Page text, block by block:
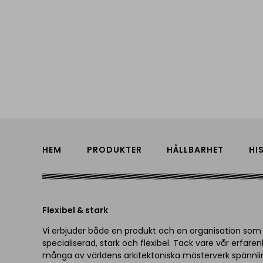
HEM PRODUKTER HÅLLBARHET
Flexibel & stark
Vi erbjuder både en produkt och en organisation som
specialiserad, stark och flexibel. Tack vare vår
många av världens arkitektoniska mästerverk